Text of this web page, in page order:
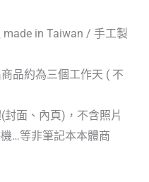
in Taiwan / 手工製
品約為三個工作天 ( 不
面、內頁)，不含照片
…等非筆記本本體商